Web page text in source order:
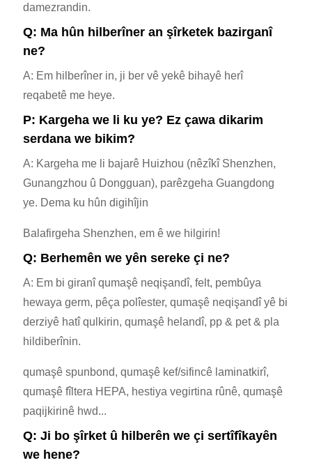
damezrandin.
Q: Ma hûn hilberîner an şîrketek bazirganî
ne?
A: Em hilberîner in, ji ber vê yekê bihayê herî
reqabetê me heye.
P: Kargeha we li ku ye? Ez çawa dikarim
serdana we bikim?
A: Kargeha me li bajarê Huizhou (nêzîkî Shenzhen,
Gunangzhou û Dongguan), parêzgeha Guangdong
ye. Dema ku hûn digihîjin
Balafirgeha Shenzhen, em ê we hilgirin!
Q: Berhemên we yên sereke çi ne?
A: Em bi giranî qumaşê neqişandî, felt, pembûya
hewaya germ, pêça polîester, qumaşê neqişandî yê bi
derziyê hatî qulkirin, qumaşê helandî, pp & pet & pla
hildiberînin.
qumaşê spunbond, qumaşê kef/sifincê laminatkirî,
qumaşê fîltera HEPA, hestiya vegirtina rûnê, qumaşê
paqijkirinê hwd...
Q: Ji bo şîrket û hilberên we çi sertîfîkayên
we hene?